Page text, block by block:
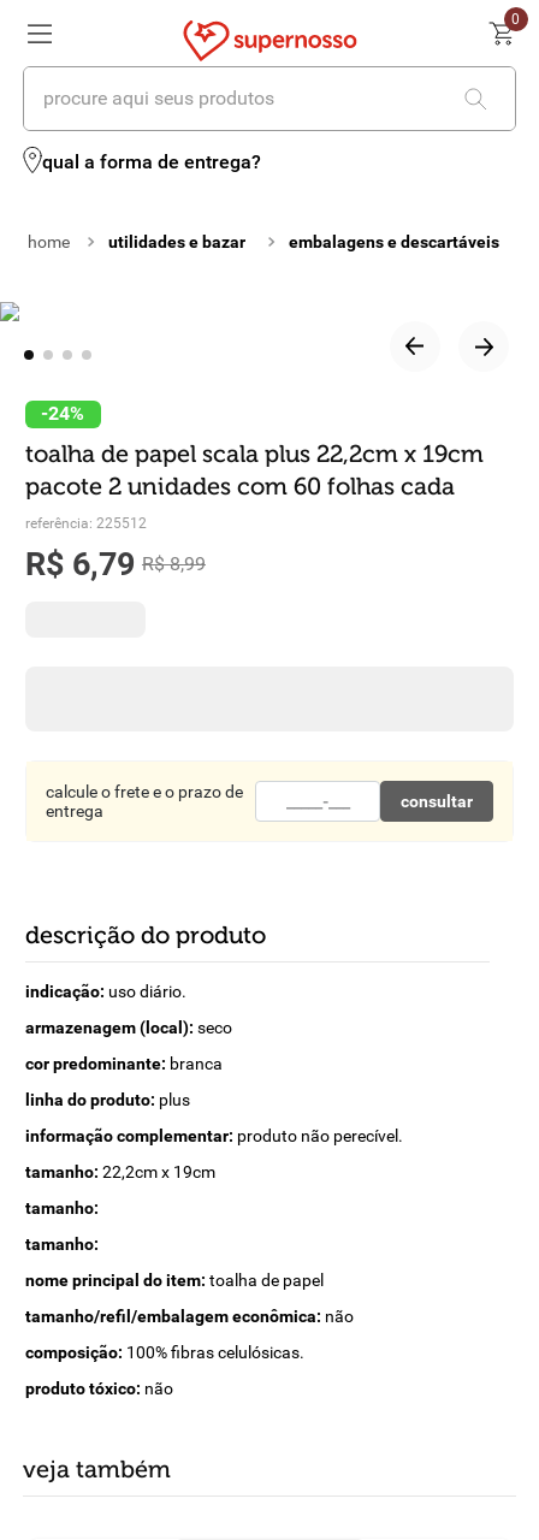
0
procure aqui seus produtos
qual a forma de entrega?
utilidades e bazar embalagens e descartáveis
-24%
toalha de papel scala plus 22,2cm x 19cm
pacote 2 unidades com 60 folhas cada
referência: 225512
R$ 6,79 R$ 8,99
calcule o frete e o prazo de
entrega
consultar
descrição do produto
indicação: uso diário.
armazenagem (local): seco
cor predominante: branca
linha do produto: plus
informação complementar: produto não perecível.
tamanho: 22,2cm x 19cm
tamanho:
tamanho:
nome principal do item: toalha de papel
tamanho/refil/embalagem econômica: não
composição: 100% fibras celulósicas.
produto tóxico: não
veja também
termos mais buscados
2º leite
º iogurte
5º vinhos
6º biscoito
7 queijo
8º detergente